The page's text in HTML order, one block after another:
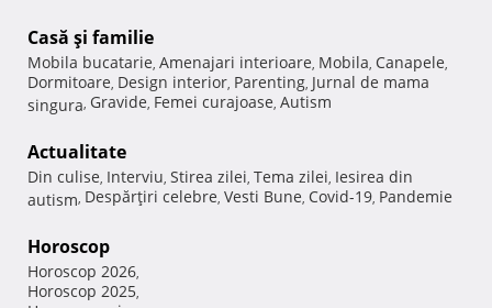
Casă şi familie
Mobila bucatarie, Amenajari interioare, Mobila, Canapele,
Dormitoare, Design interior, Parenting, Jurnal de mama
singura, Gravide, Femei curajoase, Autism
Actualitate
Din culise, Interviu, Stirea zilei, Tema zilei, Iesirea din
autism, Despărţiri celebre, Vesti Bune, Covid-19, Pandemie
Horoscop
Horoscop 2026,
Horoscop 2025,